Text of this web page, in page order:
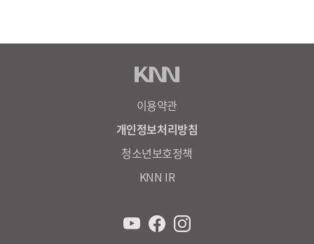
이용약관
개인정보처리방침
청소년보호정책
KNN IR